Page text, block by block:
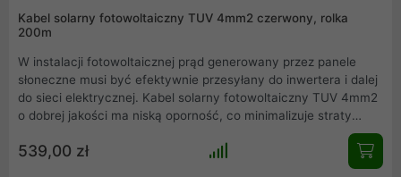
Kabel solarny fotowoltaiczny TUV 4mm2 czerwony, rolka
200m
W instalacji fotowoltaicznej prąd generowany przez panele
słoneczne musi być efektywnie przesyłany do inwertera i dalej
do sieci elektrycznej. Kabel solarny fotowoltaiczny TUV 4mm2
o dobrej jakości ma niską oporność, co minimalizuje straty
zyskujemy wyższą wydajność i maksymalne wykorzystanie
energii wyprodukowanej przez panele. Inwestycja w dobry
539,00 zł